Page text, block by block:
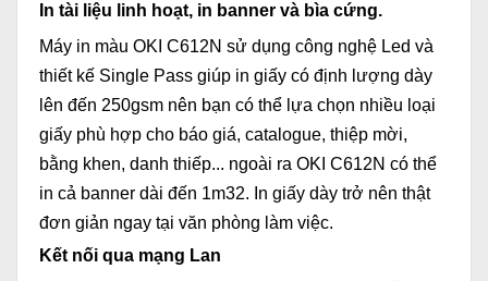
In tài liệu linh hoạt, in banner và bìa cứng.
Máy in màu OKI C612N sử dụng công nghệ Led và
thiết kế Single Pass giúp in giấy có định lượng dày
lên đến 250gsm nên bạn có thể lựa chọn nhiều loại
giấy phù hợp cho báo giá, catalogue, thiệp mời,
bằng khen, danh thiếp... ngoài ra OKI C612N có thể
in cả banner dài đến 1m32. In giấy dày trở nên thật
đơn giản ngay tại văn phòng làm việc.
Kết nối qua mạng Lan